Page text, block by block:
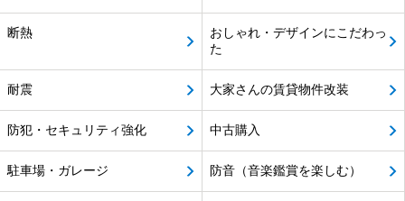
断熱
おしゃれ・デザインにこだわっ
た
耐震 大家さんの賃貸物件改装
防犯・セキュリティ強化 中古購入
駐車場・ガレージ 防音（音楽鑑賞を楽しむ）